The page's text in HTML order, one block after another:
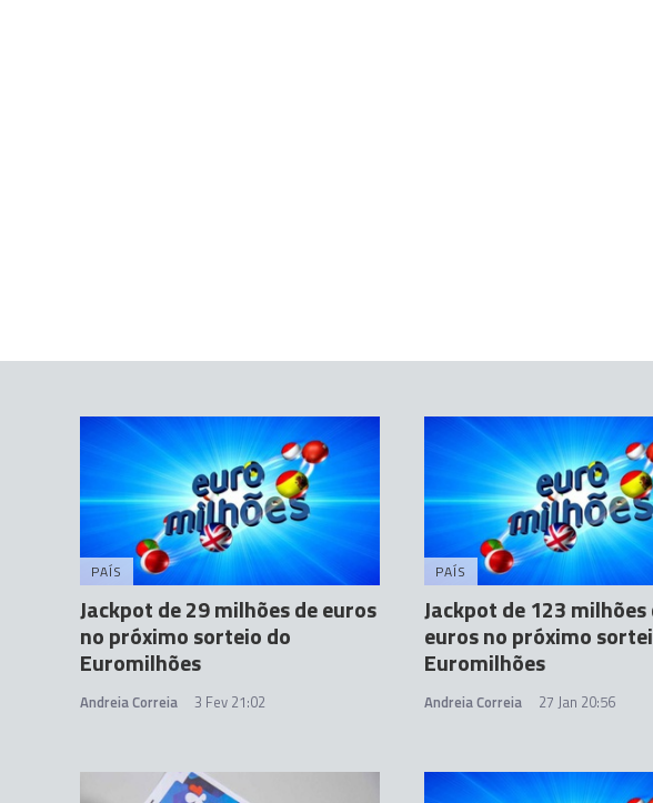
PAÍS
Jackpot de 29 milhões de euros
no próximo sorteio do
Euromilhões
Andreia Correia 3 Fev 21:02
PAÍS
Jackpot de 123 milhões
euros no próximo
Euromilhões
Andreia Correia 27 Jan 20:56